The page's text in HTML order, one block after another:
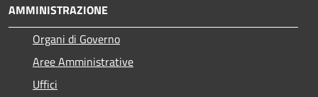
AMMINISTRAZIONE
Organi di Governo
Aree Amministrative
Uffici